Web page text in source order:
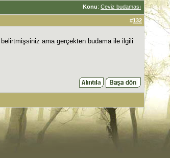
Konu: Ceviz budaması
#132
ama gerçekten budama ile ilgili